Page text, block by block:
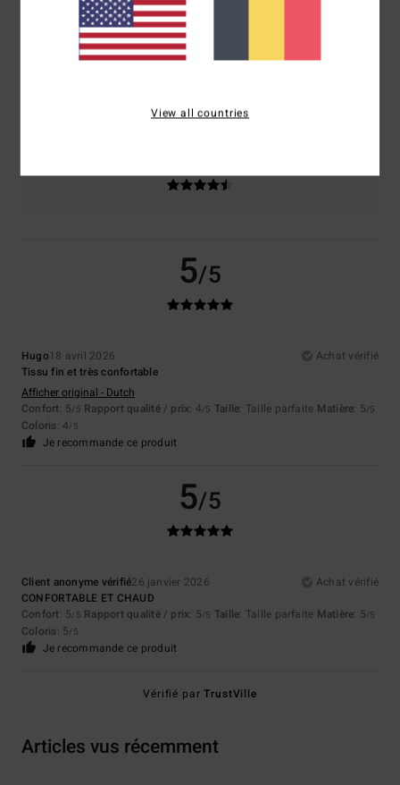
5.0
5/5
Hugo18 avril 2026
Achat vérifié
Tissu fin et très confortable
Afficher original - Dutch
Confort: 5/5 Rapport qualité / prix: 4/5 Taille: Taille parfaite Matière: 5/5
Coloris: 4/5
Je recommande ce produit
5/5
Client anonyme vérifié26 janvier 2026
Achat vérifié
CONFORTABLE ET CHAUD
Confort: 5/5 Rapport qualité / prix: 5/5 Taille: Taille parfaite Matière: 5/5
Coloris: 5/5
Je recommande ce produit
Vérifié parTrustVille
Articles vus récemment
View all countries